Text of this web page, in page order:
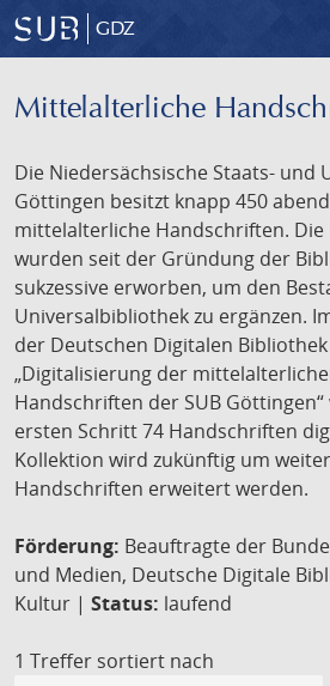
GDZ
Mittelalterliche
Die Niedersächsische Staats-
Göttingen besitzt knapp 450
mittelalterliche Handschriften.
wurden seit der Gründung der
sukzessive erworben, um den
Universalbibliothek zu ergänzen.
der Deutschen Digitalen
„Digitalisierung der
Handschriften der SUB
ersten Schritt 74 Handschriften
Kollektion wird zukünftig um
Handschriften erweitert werden.
Förderung: Beauftragte der
und Medien, Deutsche Digitale
Kultur | Status: laufend
1 Treffer sortiert nach